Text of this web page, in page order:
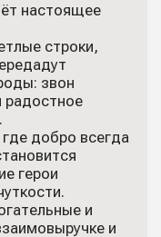
настоящее
строки,
звон
радостное
добро всегда
герои
и
и